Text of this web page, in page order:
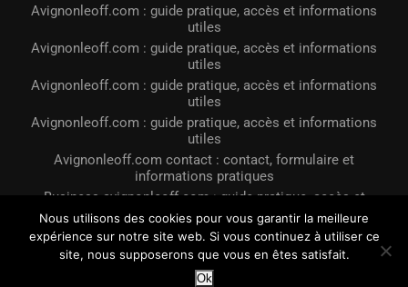
Avignonleoff.com : guide pratique, accès et informations
utiles
Avignonleoff.com : guide pratique, accès et informations
utiles
Avignonleoff.com : guide pratique, accès et informations
utiles
Avignonleoff.com : guide pratique, accès et informations
utiles
Avignonleoff.com contact : contact, formulaire et
informations pratiques
Business avignonleoff.com : guide pratique, accès et
informations utiles
Avignonleoff.com pour un prêt immobilier
@2023 - Tous droits réservés. Conçu et développé par LE OFF Avignon
Nous utilisons des cookies pour vous garantir la meilleure
expérience sur notre site web. Si vous continuez à utiliser ce
site, nous supposerons que vous en êtes satisfait.
Ok